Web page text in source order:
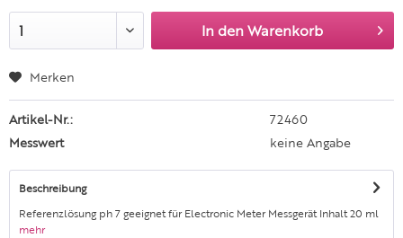
In den Warenkorb
Merken
Artikel-Nr.:
72460
Messwert
keine Angabe
Beschreibung
Referenzlösung ph 7 geeignet für Electronic Meter Messgerät Inhalt 20 ml
mehr